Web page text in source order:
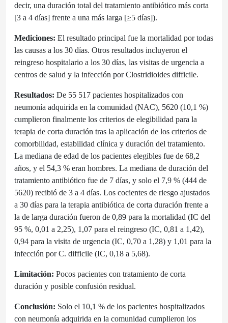
decir, una duración total del tratamiento antibiótico más corta
[3 a 4 días] frente a una más larga [≥5 días]).
Mediciones: El resultado principal fue la mortalidad por todas
las causas a los 30 días. Otros resultados incluyeron el
reingreso hospitalario a los 30 días, las visitas de urgencia a
centros de salud y la infección por Clostridioides difficile.
Resultados: De 55 517 pacientes hospitalizados con
neumonía adquirida en la comunidad (NAC), 5620 (10,1 %)
cumplieron finalmente los criterios de elegibilidad para la
terapia de corta duración tras la aplicación de los criterios de
comorbilidad, estabilidad clínica y duración del tratamiento.
La mediana de edad de los pacientes elegibles fue de 68,2
años, y el 54,3 % eran hombres. La mediana de duración del
tratamiento antibiótico fue de 7 días, y solo el 7,9 % (444 de
5620) recibió de 3 a 4 días. Los cocientes de riesgo ajustados
a 30 días para la terapia antibiótica de corta duración frente a
la de larga duración fueron de 0,89 para la mortalidad (IC del
95 %, 0,01 a 2,25), 1,07 para el reingreso (IC, 0,81 a 1,42),
0,94 para la visita de urgencia (IC, 0,70 a 1,28) y 1,01 para la
infección por C. difficile (IC, 0,18 a 5,68).
Limitación: Pocos pacientes con tratamiento de corta
duración y posible confusión residual.
Conclusión: Solo el 10,1 % de los pacientes hospitalizados
con neumonía adquirida en la comunidad cumplieron los